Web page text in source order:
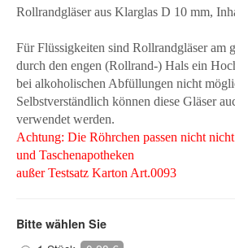
Rollrandgläser aus Klarglas D 10 mm,
Für Flüssigkeiten sind Rollrandgläser am
durch den engen (Rollrand-) Hals ein
bei alkoholischen Abfüllungen nicht
Selbstverständlich können diese Gläser
verwendet werden.
Achtung: Die Röhrchen passen nicht
und Taschenapotheken
außer Testsatz Karton Art.0093
Bitte wählen Sie